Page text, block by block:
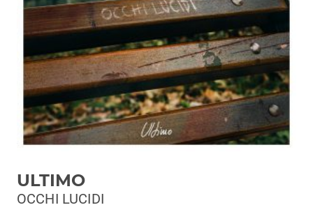
Interviste
Playlist
Novità
Subasio Playlist
Web Radio
Radio Subasio +
ULTIMO
OCCHI LUCIDI